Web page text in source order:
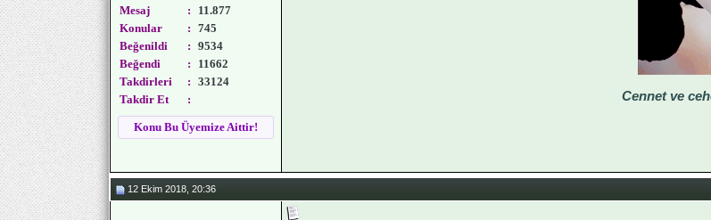
Mesaj
:
11.877
Konular
: 745
Beğenildi
: 9534
Beğendi
:
11662
Takdirleri
: 33124
Takdir Et
:
Konu Bu Üyemize Aittir!
Cennet ve
12 Ekim 2018, 20:36